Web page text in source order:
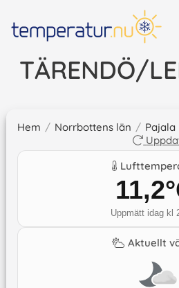
TÄRENDÖ/
Hem / Norrbottens län / Pajala
11,2
Uppmätt idag kl
Aktuellt